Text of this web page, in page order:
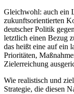
Gleichwohl: auch ein
zukunftsorientierten
deutscher Politik
letztlich einen Bezug
das heißt eine auf ein
Prioritäten,
Zielerreichung
Wie realistisch und
Strategie, die diesen